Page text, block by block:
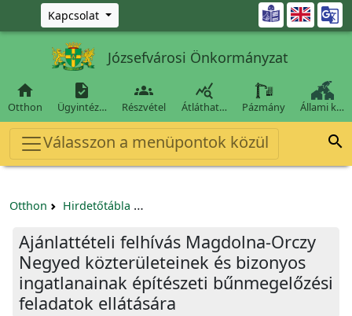
Ugrás a fő tartalomra
Kapcsolat 
Józsefvárosi Önkormányzat

Otthon

Ügyintéz…

Részvétel

Átláthat… Pázmány Állami k…
Válasszon a menüpontok közül 
Otthon Hirdetőtábla
Ajánlattételi felhívás Magdolna-Orczy
Negyed közterületeinek és bizonyos
ingatlanainak építészeti bűnmegelőzési
feladatok ellátására